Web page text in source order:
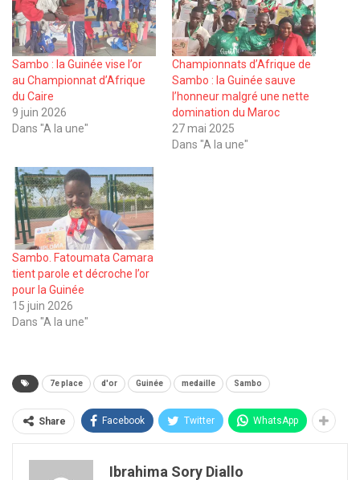
Sambo : la Guinée vise l’or
au Championnat d’Afrique
du Caire
9 juin 2026
Dans "A la une"
Championnats d’Afrique de
Sambo : la Guinée sauve
l’honneur malgré une nette
domination du Maroc
27 mai 2025
Dans "A la une"
Sambo. Fatoumata Camara
tient parole et décroche l’or
pour la Guinée
15 juin 2026
Dans "A la une"
7e place d'or Guinée medaille Sambo
Share Facebook Twitter WhatsApp
Ibrahima Sory Diallo